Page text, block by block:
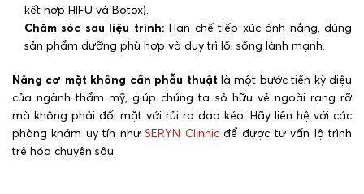
kết hợp HIFU và Botox).
Chăm sóc sau liệu trình: Hạn chế tiếp xúc ánh nắng, dùng
sản phẩm dưỡng phù hợp và duy trì lối sống lành mạnh.
Nâng cơ mặt không cần phẫu thuật là một bước tiến kỳ diệu
của ngành thẩm mỹ, giúp chúng ta sở hữu vẻ ngoài rạng rỡ
mà không phải đối mặt với rủi ro dao kéo. Hãy liên hệ với các
phòng khám uy tín nhưSERYN Clinnicđể được tư vấn lộ trình
trẻ hóa chuyên sâu.